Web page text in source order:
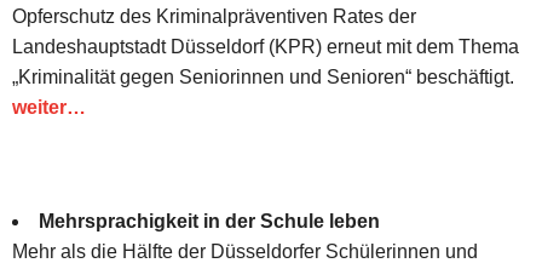
Opferschutz des Kriminalpräventiven Rates der
Landeshauptstadt Düsseldorf (KPR) erneut mit dem Thema
„Kriminalität gegen Seniorinnen und Senioren“ beschäftigt.
weiter…
Mehrsprachigkeit in der Schule leben
Mehr als die Hälfte der Düsseldorfer Schülerinnen und